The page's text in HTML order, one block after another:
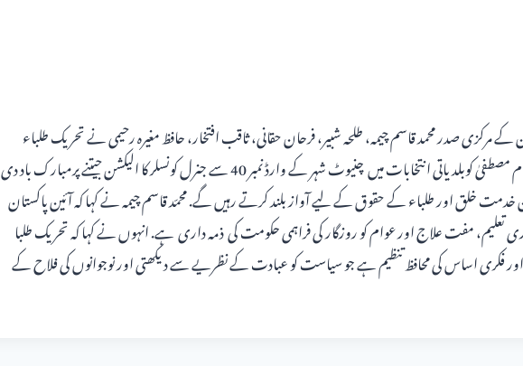
مرکزی صدر محمد قاسم چیمہ، طلحہ شبیر، فرحان حقانی، ثاقب افتخار، حافظ مغیرہ رحیمی نے تحریک طلباء
اسلام چنیوٹ کے صدرغلام مصطفیٰ کوبلدیاتی انتخابات میں چنیوٹ شہر کے وارڈ نمبر 40 سے جنرل کونسلر کا الیکشن جیتنے پرمبارک باد دی
خدمت خلق اور طلباء کے حقوق کے لیے آواز بلند کرتے رہیں گے. محمّد قاسم چیمہ نے کہا کہ آئین پاکستان
مفت علاج اور عوام کو روزگار کی فراہمی حکومت کی ذمہ داری ہے. انہوں نے کہا کہ تحریک طلبا
اور فکری اساس کی محافظ تنظیم ہے جو سیاست کو عبادت کے نظریے سے دیکھتی اور نوجوانوں کی فلاح کے